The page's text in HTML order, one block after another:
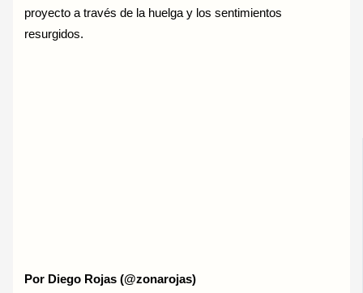
proyecto a través de la huelga y los sentimientos
resurgidos.
Por Diego Rojas (@zonarojas)